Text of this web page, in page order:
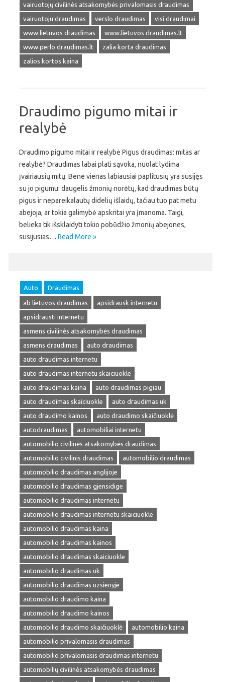
vairuotojų civilinės atsakomybės privalomasis draudimas
vairuotoju draudimas
verslo draudimas
visi draudimai
www.lietuvos draudimas
www.lietuvos draudimas.lt
www.perlo draudimas.lt
zalia korta draudimas
zalios kortos kaina
Draudimo pigumo mitai ir
realybė
Draudimo pigumo mitai ir realybė Pigus draudimas: mitas ar
realybė? Draudimas labai plati sąvoka, nuolat lydima
įvairiausių mitų. Bene vienas labiausiai paplitusių yra susijęs
su jo pigumu: daugelis žmonių norėtų, kad draudimas būtų
pigus ir nepareikalautų didelių išlaidų, tačiau tuo pat metu
abejoja, ar tokia galimybė apskritai yra įmanoma. Taigi,
belieka tik išsklaidyti tokio pobūdžio žmonių abejones,
susijusias… Read More »
Auto Draudimas
ab lietuvos draudimas
apsidrausk internetu
apsidrausti internetu
asmens civilinės atsakomybės draudimas
asmens draudimas
auto draudimas
auto draudimas internetu
auto draudimas internetu skaiciuokle
auto draudimas kaina
auto draudimas pigiau
auto draudimas skaiciuokle
auto draudimas uk
auto draudimo kainos
auto draudimo skaičiuoklė
autodraudimas
automobiliai internetu
automobilio civilinės atsakomybės draudimas
automobilio civilinis draudimas
automobilio draudimas
automobilio draudimas anglijoje
automobilio draudimas gjensidige
automobilio draudimas internetu
automobilio draudimas internetu skaiciuokle
automobilio draudimas kaina
automobilio draudimas kainos
automobilio draudimas skaiciuokle
automobilio draudimas uk
automobilio draudimas uzsienyje
automobilio draudimo kaina
automobilio draudimo kainos
automobilio draudimo skaičiuoklė
automobilio kaina
automobilio privalomasis draudimas
automobilio privalomasis draudimas internetu
automobilių civilinės atsakomybės draudimas